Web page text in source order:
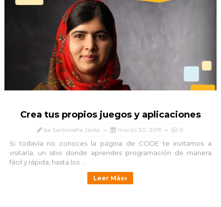
Crea tus propios juegos y aplicaciones
Isa Santoveña Jacks marzo 30, 2019 0
Si todavía no conoces la página de CODE te invitamos a
visitarla, un sitio donde aprendes programación de manera
fácil y rápida, hasta los ...
Leer Más»